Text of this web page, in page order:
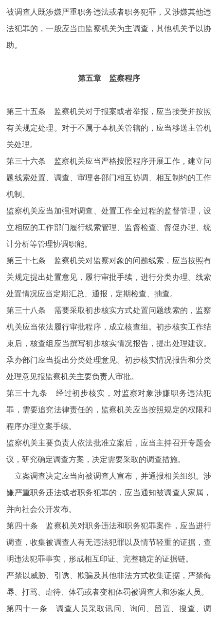
被调查人既涉嫌严重职务违法或者职务犯罪，又涉嫌其他违
法犯罪的，一般应当由监察机关为主调查，其他机关予以协
助。
第五章 监察程序
第三十五条 监察机关对于报案或者举报，应当接受并按照
有关规定处理。对于不属于本机关管辖的，应当移送主管机
关处理。
第三十六条 监察机关应当严格按照程序开展工作，建立问
题线索处置、调查、审理各部门相互协调、相互制约的工作
机制。
监察机关应当加强对调查、处置工作全过程的监督管理，设
立相应的工作部门履行线索管理、监督检查、督促办理、统
计分析等管理协调职能。
第三十七条 监察机关对监察对象的问题线索，应当按照有
关规定提出处置意见，履行审批手续，进行分类办理。线索
处置情况应当定期汇总、通报，定期检查、抽查。
第三十八条 需要采取初步核实方式处置问题线索的，监察
机关应当依法履行审批程序，成立核查组。初步核实工作结
束后，核查组应当撰写初步核实情况报告，提出处理建议。
承办部门应当提出分类处理意见。初步核实情况报告和分类
处理意见报监察机关主要负责人审批。
第三十九条 经过初步核实，对监察对象涉嫌职务违法犯
罪，需要追究法律责任的，监察机关应当按照规定的权限和
程序办理立案手续。
监察机关主要负责人依法批准立案后，应当主持召开专题会
议，研究确定调查方案，决定需要采取的调查措施。
立案调查决定应当向被调查人宣布，并通报相关组织。涉
嫌严重职务违法或者职务犯罪的，应当通知被调查人家属，
并向社会公开发布。
第四十条 监察机关对职务违法和职务犯罪案件，应当进行
调查，收集被调查人有无违法犯罪以及情节轻重的证据，查
明违法犯罪事实，形成相互印证、完整稳定的证据链。
严禁以威胁、引诱、欺骗及其他非法方式收集证据，严禁侮
辱、打骂、虐待、体罚或者变相体罚被调查人和涉案人员。
第四十一条 调查人员采取讯问、询问、留置、搜查、调